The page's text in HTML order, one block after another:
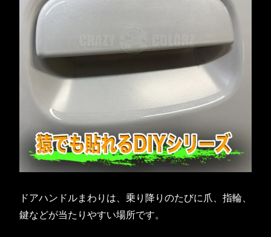
ドアハンドルまわりは、乗り降りのたびに爪、指輪、
鍵などが当たりやすい場所です。